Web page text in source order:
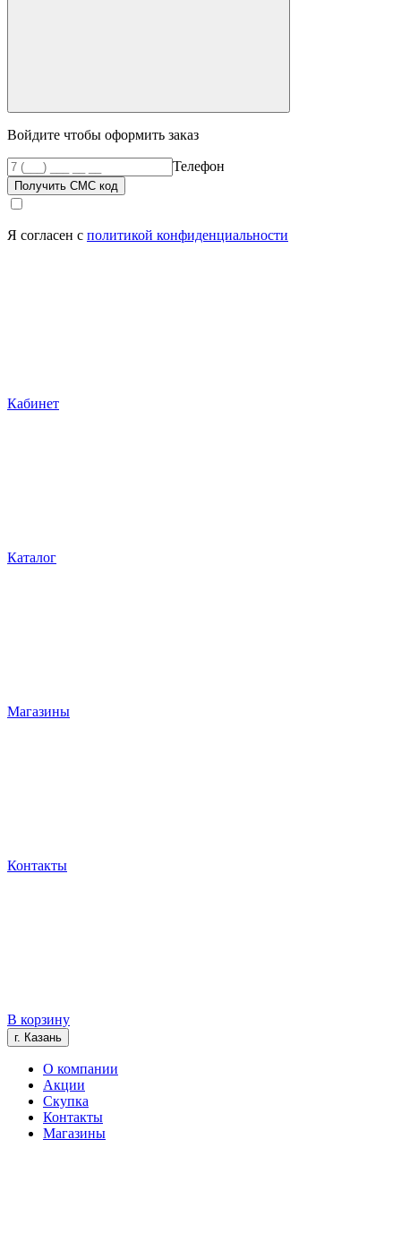
Войдите чтобы оформить заказ
Телефон
Получить СМС код
Я согласен с политикой конфиденциальности
Кабинет
Каталог
Магазины
Контакты
В корзину
г. Казань
О компании
Акции
Скупка
Контакты
Магазины